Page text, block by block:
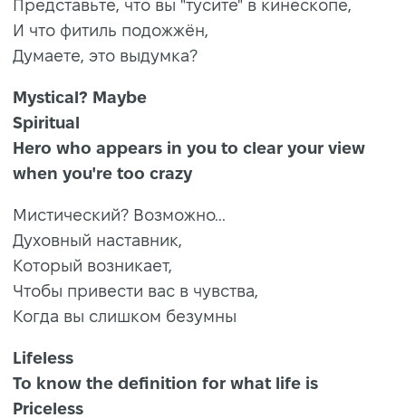
Представьте, что вы "тусите" в кинескопе,
И что фитиль подожжён,
Думаете, это выдумка?
Mystical? Maybe
Spiritual
Hero who appears in you to clear your view
when you're too crazy
Мистический? Возможно...
Духовный наставник,
Который возникает,
Чтобы привести вас в чувства,
Когда вы слишком безумны
Lifeless
To know the definition for what life is
Priceless